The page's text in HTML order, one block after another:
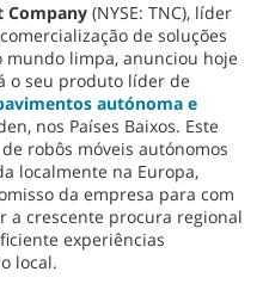
Company (NYSE: TNC), líder
de soluções
limpa, anunciou hoje
o seu produto líder de
autónoma e
nos Países Baixos. Este
robôs móveis autónomos
localmente na Europa,
da empresa para com
a crescente procura regional
experiências
local.